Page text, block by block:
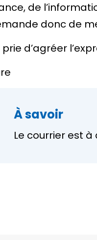
de
donc de
prie d’agréer
À savoir
Le courrier est